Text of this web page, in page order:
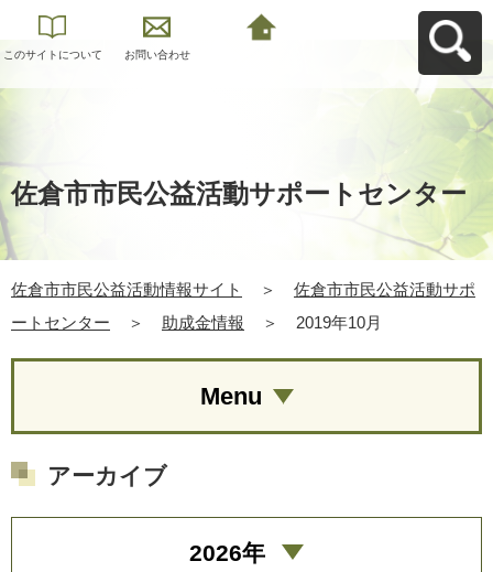
このサイトについて お問い合わせ
佐倉市市民公益活動サポートセンター
佐倉市市民公益活動情報サイト ＞
佐倉市市民公益活動サポ
ートセンター
＞ 助成金情報 ＞ 2019年10月
Menu
アーカイブ
2026年